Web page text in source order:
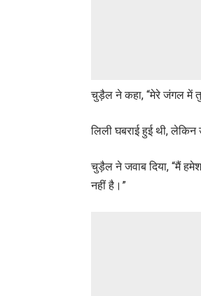
चुड़ैल ने कहा, “मेरे जंगल में
लिली घबराई हुई थी,
चुड़ैल ने जवाब दिया, “मैं
नहीं है।”